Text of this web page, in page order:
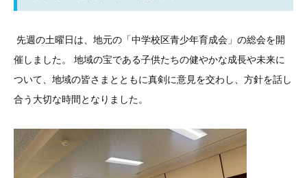
先週の土曜日は、地元の「中学校区青少年育成会」の総会を開
催しました。 地域の宝である子供たちの健やかな成長や未来に
ついて、地域の皆さまとともに真剣に意見を交わし、方針を話し
合う大切な時間となりました。